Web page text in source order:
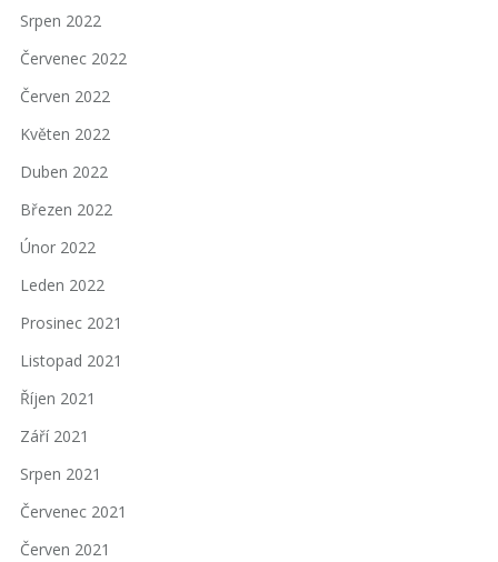
Srpen 2022
Červenec 2022
Červen 2022
Květen 2022
Duben 2022
Březen 2022
Únor 2022
Leden 2022
Prosinec 2021
Listopad 2021
Říjen 2021
Září 2021
Srpen 2021
Červenec 2021
Červen 2021